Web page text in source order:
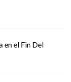
en el Fin Del